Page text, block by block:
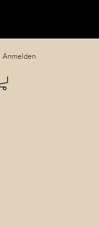
Anmelden